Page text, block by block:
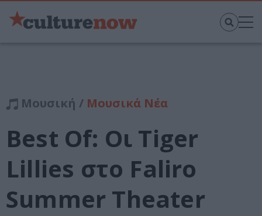
Μουσική / Μουσικά Νέα
Best Of: Οι Tiger
Lillies στο Faliro
Summer Theater